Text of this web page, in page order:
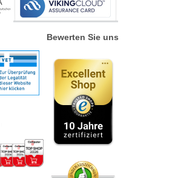
Bewerten Sie uns